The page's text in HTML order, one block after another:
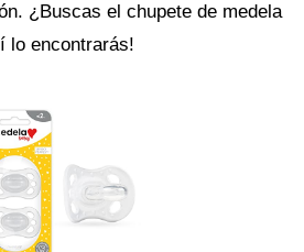
¿Buscas el chupete de medela
lo encontrarás!